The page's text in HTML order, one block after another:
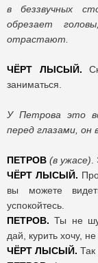
в беззвучных
обрезает
отрастают.
ЧЁРТ ЛЫСЫЙ.
заниматься.
У Петрова это
перед глазами, он
ПЕТРОВ (в ужасе)
ЧЁРТ ЛЫСЫЙ.
вы можете
успокойтесь.
ПЕТРОВ.Ты не
дай, курить хочу,
ЧЁРТ ЛЫСЫЙ. Так